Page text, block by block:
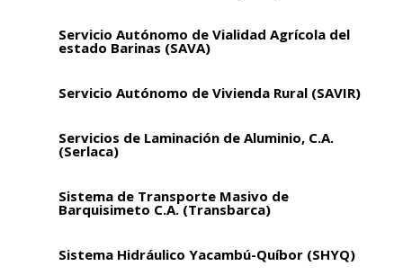
Servicio Autónomo de Vialidad Agrícola del
estado Barinas (SAVA)
Servicio Autónomo de Vivienda Rural (SAVIR)
Servicios de Laminación de Aluminio, C.A.
(Serlaca)
Sistema de Transporte Masivo de
Barquisimeto C.A. (Transbarca)
Sistema Hidráulico Yacambú-Quíbor (SHYQ)